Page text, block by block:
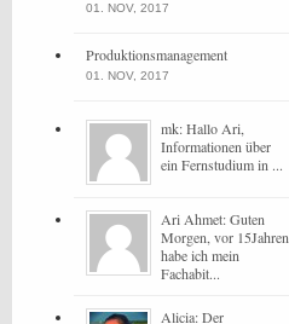
01. NOV, 2017
Produktionsmanagement
01. NOV, 2017
mk: Hallo Ari,
Informationen über
ein Fernstudium in ...
Ari Ahmet: Guten
Morgen, vor 15Jahren
habe ich mein
Fachabit...
Alicia: Der